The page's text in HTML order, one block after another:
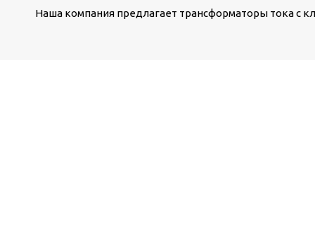
Наша компания предлагает трансформаторы тока с